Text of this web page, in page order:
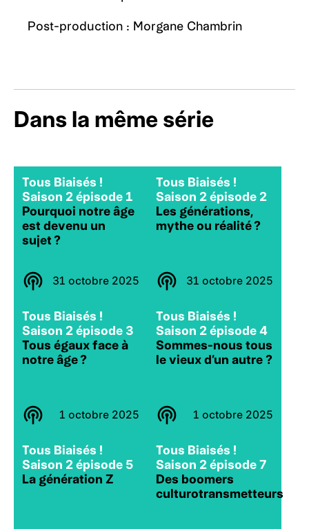
Post-production : Morgane Chambrin
Dans la même série
Tous Biaisés !
Saison 2 épisode 1
Pourquoi notre âge
est devenu un
sujet ?
31 octobre 2025
Tous Biaisés !
Saison 2 épisode 2
Les générations,
mythe ou réalité ?
31 octobre 2025
Tous Biaisés !
Saison 2 épisode 3
Tous égaux face à
notre âge ?
1 octobre 2025
Tous Biaisés !
Saison 2 épisode 4
Sommes-nous tous
le vieux d’un autre ?
1 octobre 2025
Tous Biaisés !
Saison 2 épisode 5
La génération Z
Tous Biaisés !
Saison 2 épisode 7
Des boomers
culturotransmetteurs